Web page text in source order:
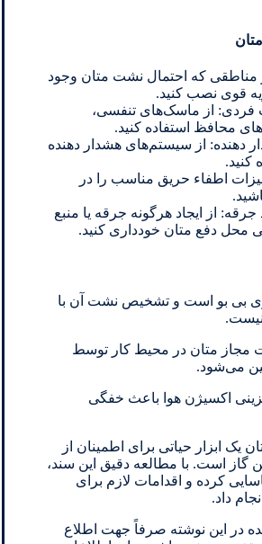
مناطقی که احتمال نشت متان وجود
قوی نصب کنید.
فردی: از ماسک‌های تنفسی،
محافظ استفاده کنید.
دهنده: از سیستم‌های هشدار دهنده
کنید.
اطفاء حریق مناسب را در
جرقه: از ایجاد هرگونه جرقه یا منبع
محل دفع متان خودداری کنید.
بی بو است و تشخیص نشت آن با
نیست.
مجاز متان در محیط کار توسط
می‌شود.
اکسیژن هوا باعث خفگی
یک ابزار حیاتی برای اطمینان از
گاز است. با مطالعه دقیق این سند،
کرده و اقدامات لازم برای
داد.
در این نوشته صرفاً جهت اطلاع